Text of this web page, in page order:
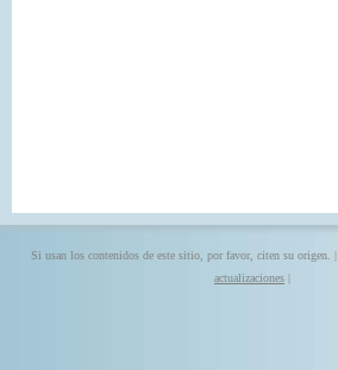
Si usan los contenidos de este sitio, por favor, citen su origen. |
actualizaciones |